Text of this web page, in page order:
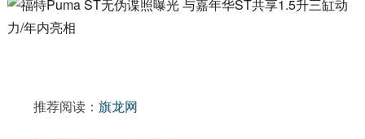
推荐阅读： 旗龙网